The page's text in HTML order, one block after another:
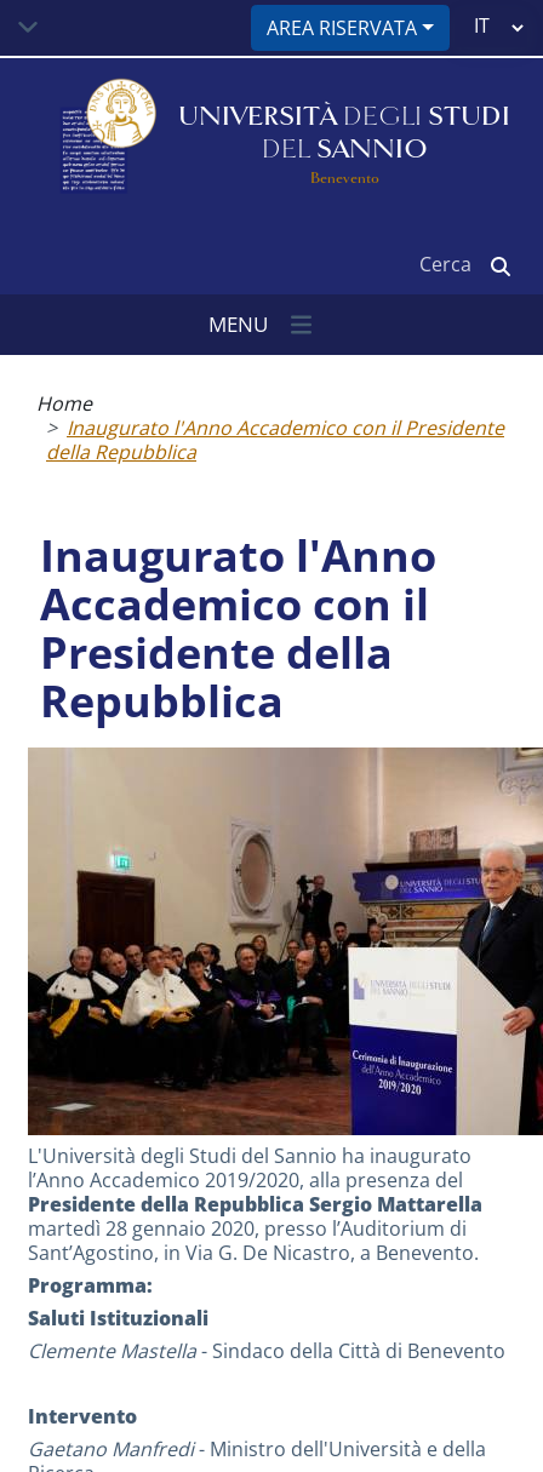
contenuto
AREA RISERVATA
Select
UNIVERSITÀ DEGLI STUDI
DEL SANNIO
Benevento
MENU
pane
Home
Inaugurato l'Anno Accademico con il Presidente
della Repubblica
Inaugurato l'Anno
Accademico con il
Presidente della
Repubblica
L'Università degli Studi del Sannio ha inaugurato
l’Anno Accademico 2019/2020, alla presenza del
Presidente della Repubblica Sergio Mattarella
martedì 28 gennaio 2020, presso l’Auditorium di
Sant’Agostino, in Via G. De Nicastro, a Benevento.
Programma:
Saluti Istituzionali
Clemente Mastella- Sindaco della Città di Benevento
Intervento
Gaetano Manfredi- Ministro dell'Università e della